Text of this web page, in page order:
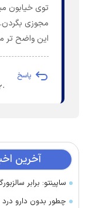
توی خیابون
مجوزی بگردن.
این واضح تر
پاسخ
آخرین
ساپینتو: برابر
چطور بدون دارو